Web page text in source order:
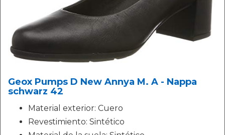
Geox Pumps D New Annya M. A - Nappa
schwarz 42
Material exterior: Cuero
Revestimiento: Sintético